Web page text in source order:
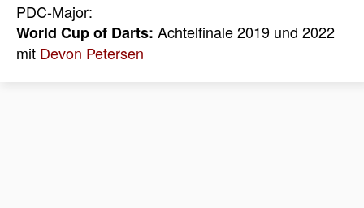
PDC-Major:
World Cup of Darts: Achtelfinale 2019 und 2022
mit Devon Petersen